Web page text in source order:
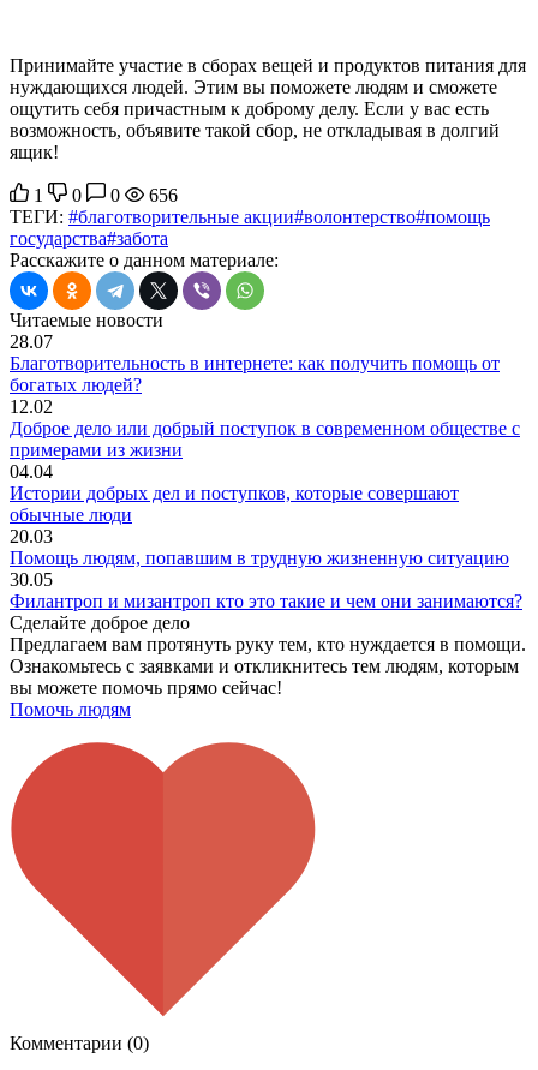
Принимайте участие в сборах вещей и продуктов питания для
нуждающихся людей. Этим вы поможете людям и сможете
ощутить себя причастным к доброму делу. Если у вас есть
возможность, объявите такой сбор, не откладывая в долгий
ящик!
1 0 0
656
ТЕГИ: #благотворительные акции#волонтерство#помощь
государства#забота
Расскажите о данном материале:
Читаемые новости
28.07
Благотворительность в интернете: как получить помощь от
богатых людей?
12.02
Доброе дело или добрый поступок в современном обществе с
примерами из жизни
04.04
Истории добрых дел и поступков, которые совершают
обычные люди
20.03
Помощь людям, попавшим в трудную жизненную ситуацию
30.05
Филантроп и мизантроп кто это такие и чем они занимаются?
Сделайте доброе дело
Предлагаем вам протянуть руку тем, кто нуждается в помощи.
Ознакомьтесь с заявками и откликнитесь тем людям, которым
вы можете помочь прямо сейчас!
Помочь людям
Комментарии (0)